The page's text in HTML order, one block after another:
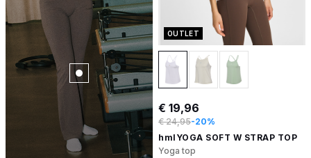
OUTLET
€ 19,96
€ 24,95-20%
hmlYOGA SOFT W STRAP TOP
Yoga top